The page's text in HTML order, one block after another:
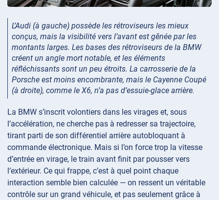
L’Audi (à gauche) possède les rétroviseurs les mieux
conçus, mais la visibilité vers l’avant est gênée par les
montants larges. Les bases des rétroviseurs de la BMW
créent un angle mort notable, et les éléments
réfléchissants sont un peu étroits. La carrosserie de la
Porsche est moins encombrante, mais le Cayenne Coupé
(à droite), comme le X6, n’a pas d’essuie-glace arrière.
La BMW s’inscrit volontiers dans les virages et, sous
l’accélération, ne cherche pas à redresser sa trajectoire,
tirant parti de son différentiel arrière autobloquant à
commande électronique. Mais si l’on force trop la vitesse
d’entrée en virage, le train avant finit par pousser vers
l’extérieur. Ce qui frappe, c’est à quel point chaque
interaction semble bien calculée — on ressent un véritable
contrôle sur un grand véhicule, et pas seulement grâce à